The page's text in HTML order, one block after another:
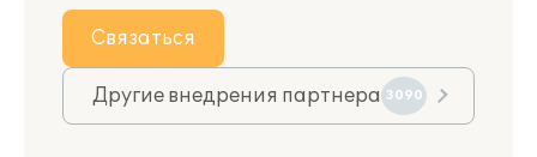
Связаться
Другие внедрения партнера 3090